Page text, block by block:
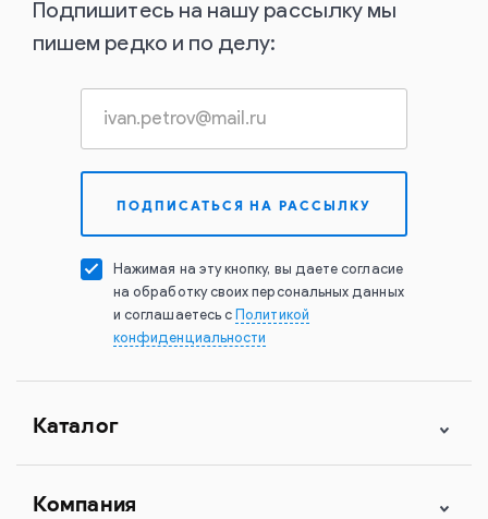
Подпишитесь на нашу рассылку мы
пишем редко и по делу:
Нажимая на эту кнопку, вы даете согласие
на обработку своих персональных данных
и соглашаетесь с Политикой
конфиденциальности
Каталог
Компания